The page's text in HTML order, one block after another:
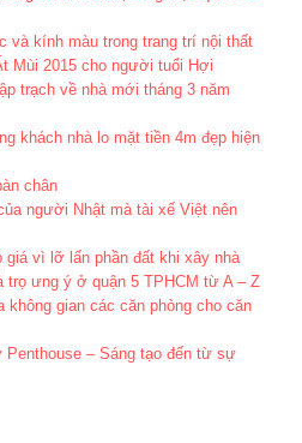
và kính màu trong trang trí nội thất
Mùi 2015 cho người tuổi Hợi
trạch về nhà mới tháng 3 năm
khách nhà lo mặt tiền 4m đẹp hiện
chân
người Nhật mà tài xế Việt nên
giá vì lỡ lấn phần đất khi xây nhà
trọ ưng ý ở quận 5 TPHCM từ A – Z
không gian các căn phòng cho căn
Penthouse – Sáng tạo đến từ sự